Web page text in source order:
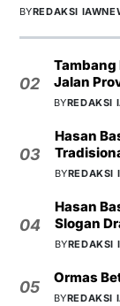
BYREDAKSI
02
Tambang
Jalan
BYREDAKSI
03
Hasan
BYREDAKSI
04
Hasan
Slogan
BYREDAKSI
05
Ormas
BYREDAKSI